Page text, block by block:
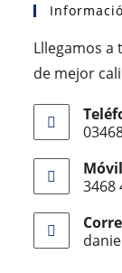
Lllegamos
de mejor
3468